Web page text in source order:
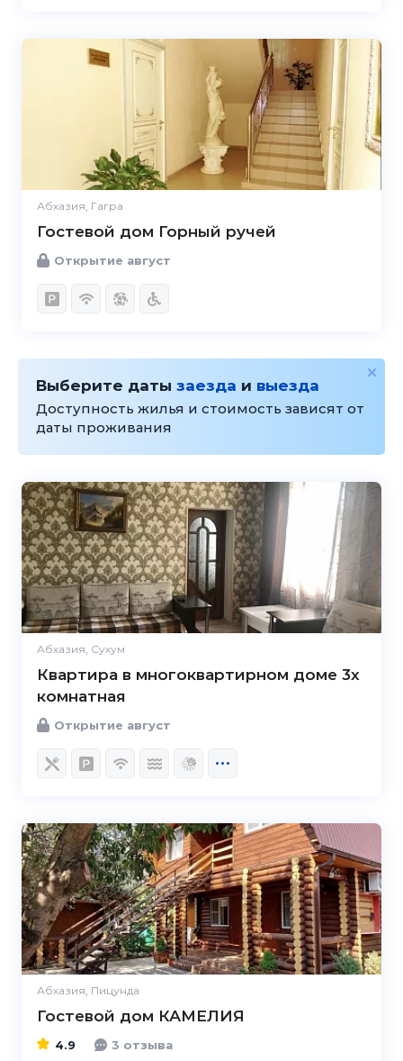
Абхазия, Гагра
Гостевой дом Горный ручей
Открытие август
Выберите даты заезда и выезда
Доступность жилья и стоимость зависят от
даты проживания
Абхазия, Сухум
Квартира в многоквартирном доме 3х
комнатная
Открытие август
Абхазия, Пицунда
Гостевой дом КАМЕЛИЯ
4.9
4.9
3 отзыва